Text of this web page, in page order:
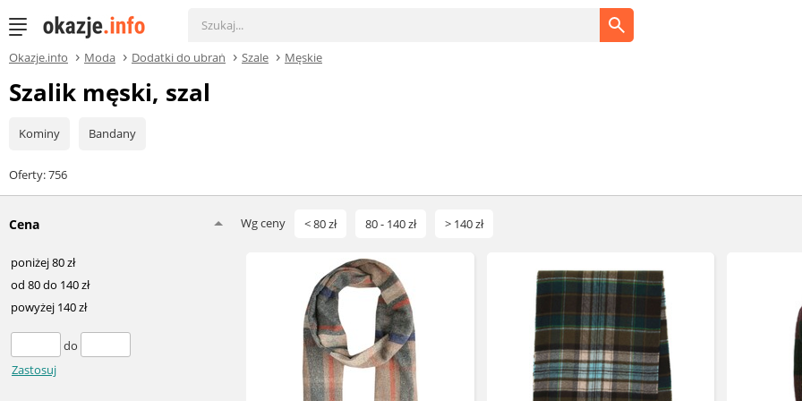
Okazje.info Moda Dodatki do ubrań Szale Męskie
Szalik męski, szal
Kominy Bandany
Oferty: 756
Cena
poniżej 80 zł
od 80 do 140 zł
powyżej 140 zł
do
Zastosuj
Wg ceny < 80 zł 80 - 140 zł > 140 zł